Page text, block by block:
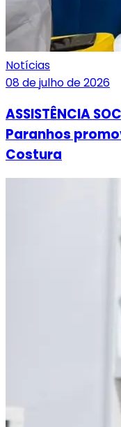
Notícias
08 de julho de 2026
ASSISTÊNCIA
Paranhos
Costura